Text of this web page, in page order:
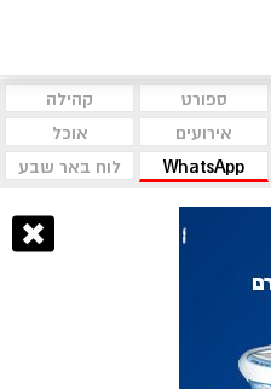
ספורט
קהילה
אירועים
אוכל
WhatsApp לוח באר שבע